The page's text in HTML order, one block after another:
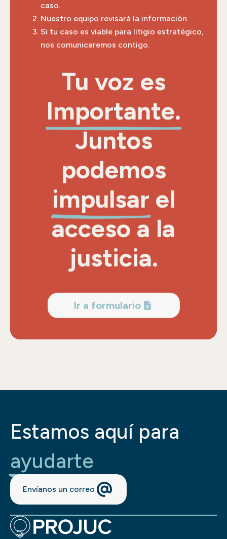
caso.
Nuestro equipo revisará la información.
Si tu caso es viable para litigio estratégico,
nos comunicaremos contigo.
Tu voz es
Importante.
Juntos
podemos
impulsar el
acceso a la
justicia.
Ir a formulario
Estamos aquí para
ayudarte
Envíanos un correo